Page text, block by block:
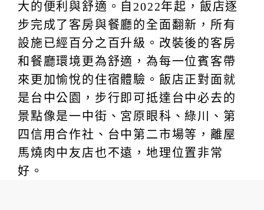
Taichung Park ,an IHG Hotel)】
台中公園湖景飯店享受無敵限定美景~居
高臨下俯瞰整個台中公園
臺中公園智選假日飯店坐落於台中市中
區，毗鄰四通八達的台中火車站，交通
十分便捷。周邊環繞著一中商圈以及多
家米其林必比登推薦的餐廳，無論是商
務出行還是休閒旅遊，住客都能享受極
大的便利與舒適。自2022年起，飯店逐
步完成了客房與餐廳的全面翻新，所有